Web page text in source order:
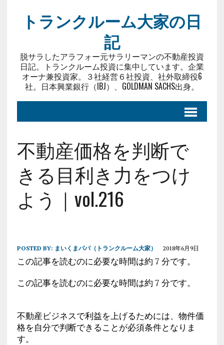
トランクルーム大家の日
記
脱サラしたアラフォー元サラリーマンの不動産投資
日記。トランクルーム投資に集中しています。企業
オーナ兼投資家。３社経営６社投資、社外取締役6
社。日本興業銀行（IBJ）、GOLDMAN SACHS出身。
不動産価格を判断で
きる目利き力をつけ
よう｜vol.216
POSTED BY: まいくまパパ（トランクルーム大家） 2018年6月9日
この記事を読むのに必要な時間は約 7 分です。
この記事を読むのに必要な時間は約 7 分です。
不動産ビジネスで利益を上げるためには、物件価
格を自分で判断できることが必須条件となりま
す。